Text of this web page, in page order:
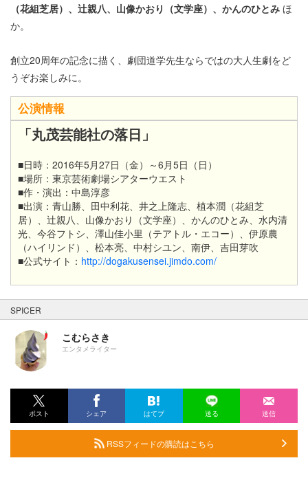
（花組芝居）、辻親八、山像かおり（文学座）、かんのひとみ ほ
か。
創立20周年の記念に描く、劇団道学先生ならではの大人生劇をど
うぞお楽しみに。
公演情報
「丸茂芸能社の落日」
■日時：2016年5月27日（金）～6月5日（日）
■場所：東京芸術劇場シアターウエスト
■作・演出：中島淳彦
■出演：青山勝、田中利花、井之上隆志、植本潤（花組芝
居）、辻親八、山像かおり（文学座）、かんのひとみ、水内清
光、今谷フトシ、澤山佳小里（テアトル・エコー）、伊原農
（ハイリンド）、松本亮、中村シユン、南伊、吉田芽吹
■公式サイト： http://dogakusensei.jimdo.com/
SPICER
こむらさき
エンタメライター
ポスト シェア はてブ 送る 送信
RSSフィードの購読はこちら